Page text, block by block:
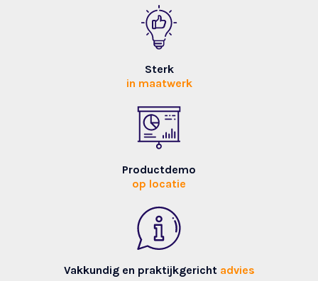
Sterk
in maatwerk
Productdemo
op locatie
Vakkundig en praktijkgericht advies